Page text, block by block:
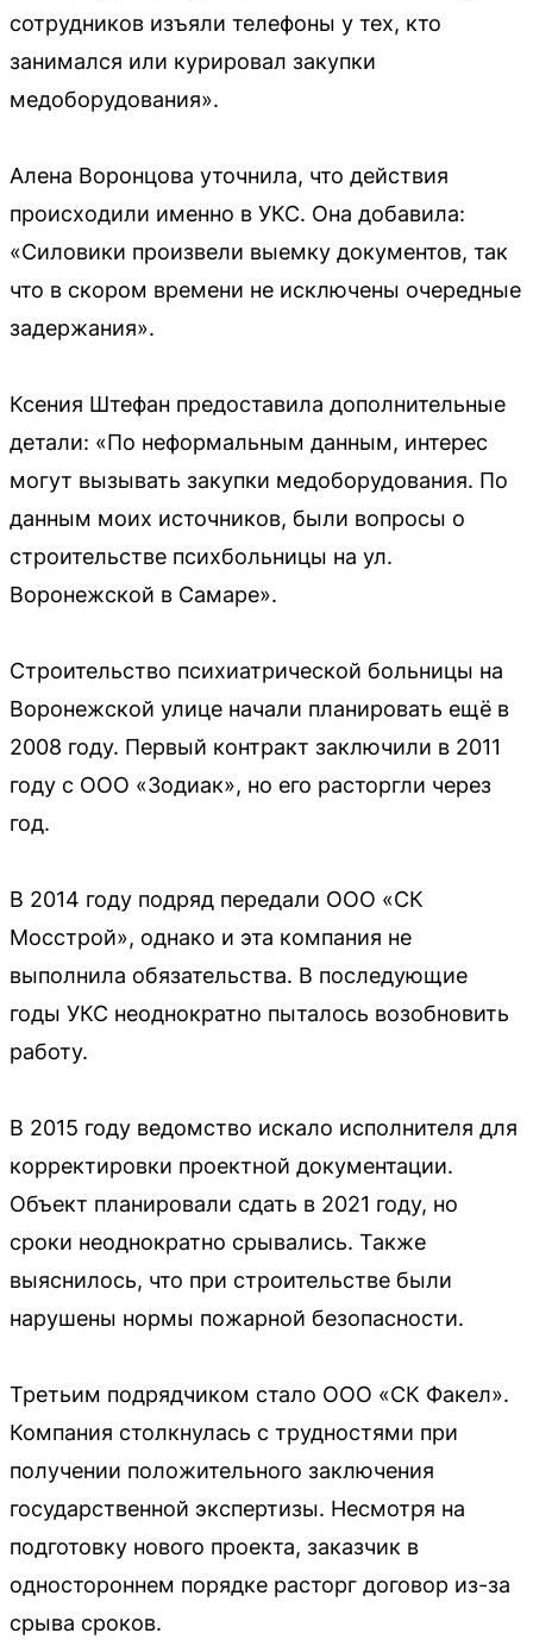
сотрудников изъяли телефоны у тех, кто
занимался или курировал закупки
медоборудования».
Алена Воронцова уточнила, что действия
происходили именно в УКС. Она добавила:
«Силовики произвели выемку документов, так
что в скором времени не исключены очередные
задержания».
Ксения Штефан предоставила дополнительные
детали: «По неформальным данным, интерес
могут вызывать закупки медоборудования. По
данным моих источников, были вопросы о
строительстве психбольницы на ул.
Воронежской в Самаре».
Строительство психиатрической больницы на
Воронежской улице начали планировать ещё в
2008 году. Первый контракт заключили в 2011
году с ООО «Зодиак», но его расторгли через
год.
В 2014 году подряд передали ООО «СК
Мосстрой», однако и эта компания не
выполнила обязательства. В последующие
годы УКС неоднократно пыталось возобновить
работу.
В 2015 году ведомство искало исполнителя для
корректировки проектной документации.
Объект планировали сдать в 2021 году, но
сроки неоднократно срывались. Также
выяснилось, что при строительстве были
нарушены нормы пожарной безопасности.
Третьим подрядчиком стало ООО «СК Факел».
Компания столкнулась с трудностями при
получении положительного заключения
государственной экспертизы. Несмотря на
подготовку нового проекта, заказчик в
одностороннем порядке расторг договор из-за
срыва сроков.